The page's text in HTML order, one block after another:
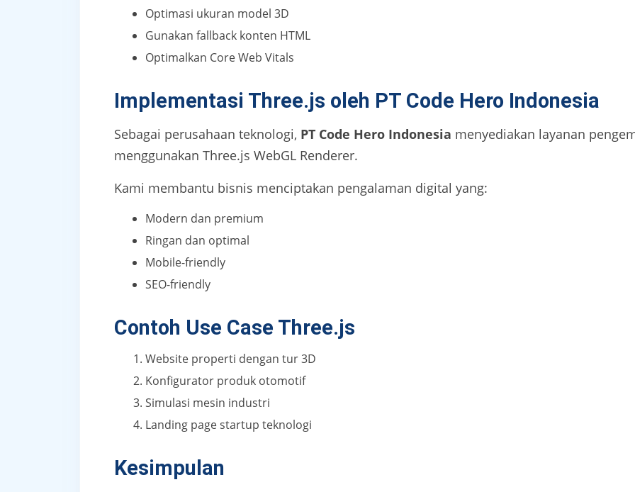
Optimasi ukuran model 3D
Gunakan fallback konten HTML
Optimalkan Core Web Vitals
Implementasi Three.js oleh PT Code Hero Indonesia
Sebagai perusahaan teknologi, PT Code Hero Indonesia menyediakan layanan
menggunakan Three.js WebGL Renderer.
Kami membantu bisnis menciptakan pengalaman digital yang:
Modern dan premium
Ringan dan optimal
Mobile-friendly
SEO-friendly
Contoh Use Case Three.js
Website properti dengan tur 3D
Konfigurator produk otomotif
Simulasi mesin industri
Landing page startup teknologi
Kesimpulan